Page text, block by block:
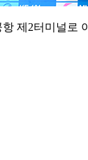
제2터미널